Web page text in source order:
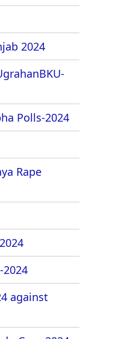
2024
Polls-2024
Rape
against